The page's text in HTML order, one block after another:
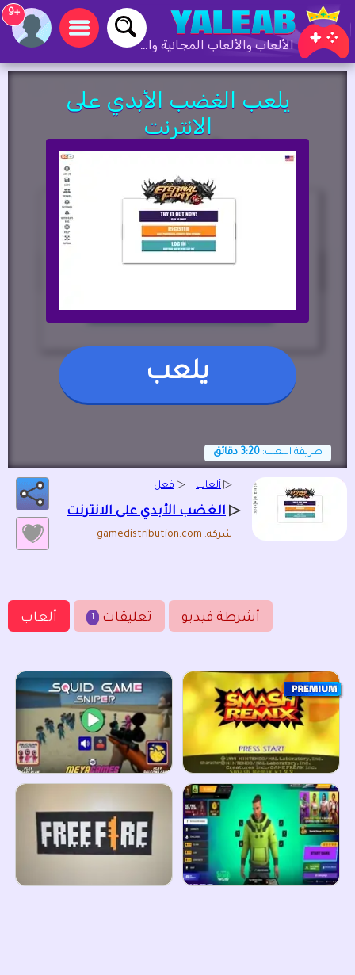
الألعاب والألعاب المجانية والألعاب عبر الإنترنت
+9
يلعب الغضب الأبدي على
الانترنت
يلعب
طريقة اللعب: 3:20 دقائق
▷ ألعاب ▷ فعل
▷ الغضب الأبدي على الانترنت
شركة: gamedistribution.com
ألعاب 1 تعليقات أشرطة فيديو